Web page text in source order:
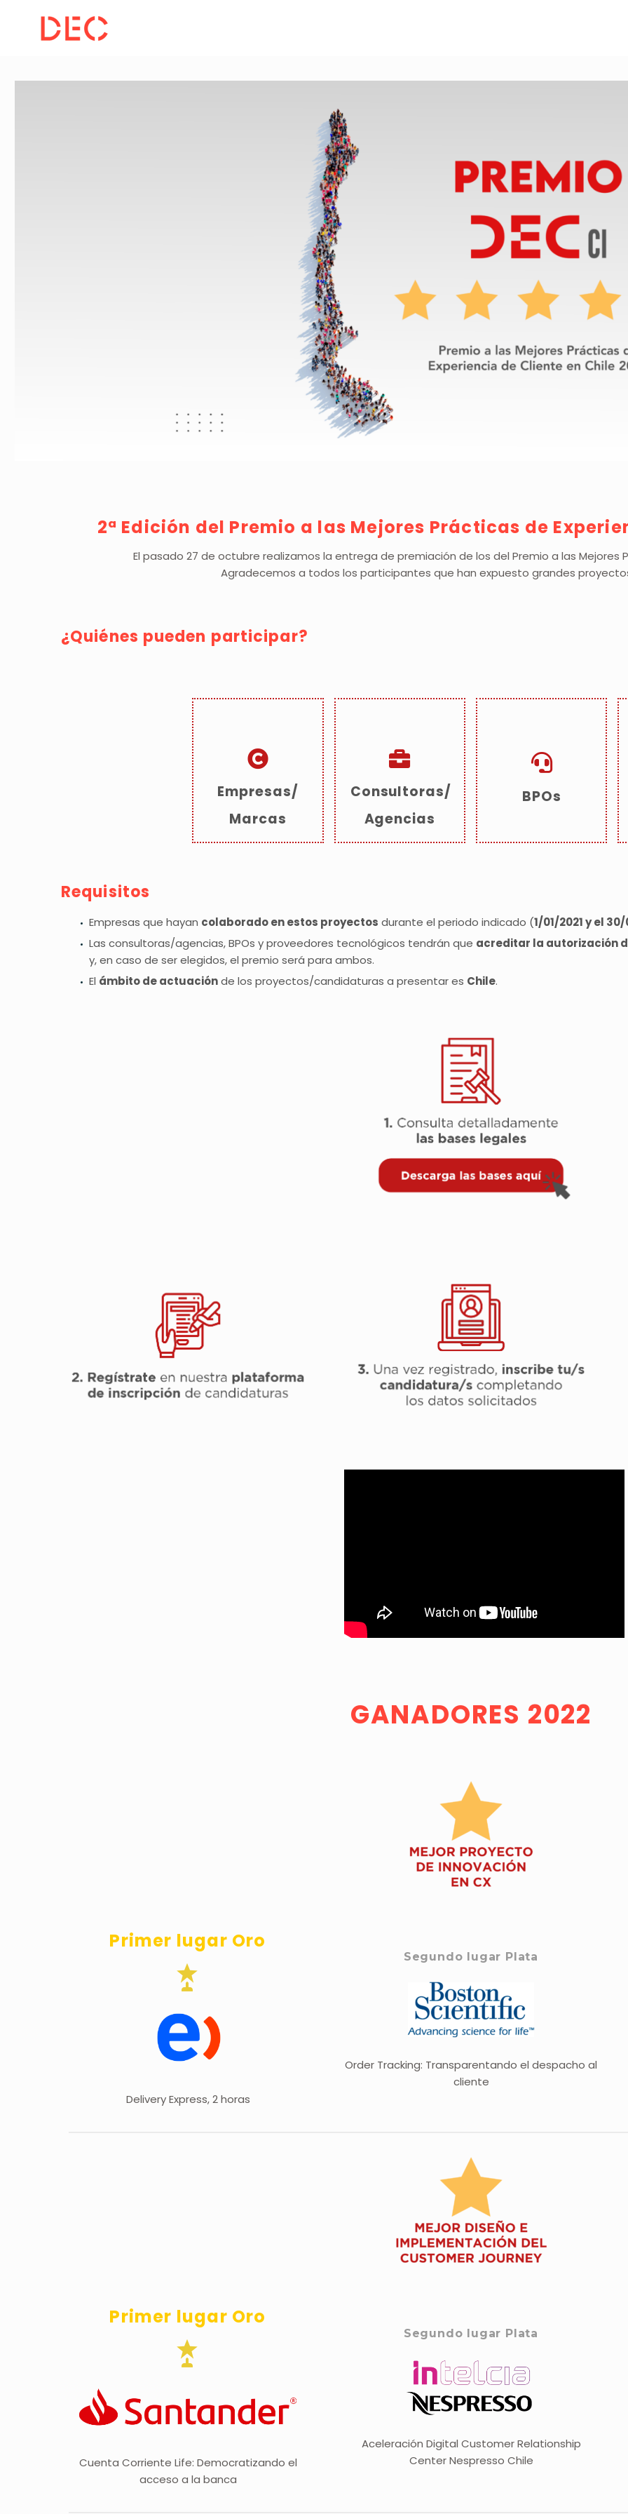
2ª Edición del Premio a las Mejores Prácticas de
El pasado 27 de octubre realizamos la entrega de premiación de los del Premio a las Mejores
Agradecemos a todos los participantes que han expuesto grandes
¿Quiénes pueden participar?
Empresas/
Marcas
Consultoras/
Agencias
BPOs
Requisitos
Empresas que hayan colaborado en estos proyectos durante el periodo indicado (1/01/2021 y el
Las consultoras/agencias, BPOs y proveedores tecnológicos tendrán que acreditar la autorización
y, en caso de ser elegidos, el premio será para ambos.
El ámbito de actuaciónde los proyectos/candidaturas a presentar es Chile.
GANADORES 2022
Primer lugar Oro


Delivery Express, 2 horas
Segundo lugar Plata
Order Tracking: Transparentando el despacho al
cliente
Primer lugar Oro


Cuenta Corriente Life: Democratizando el
acceso a la banca
Segundo lugar Plata
Aceleración Digital Customer Relationship
Center Nespresso Chile